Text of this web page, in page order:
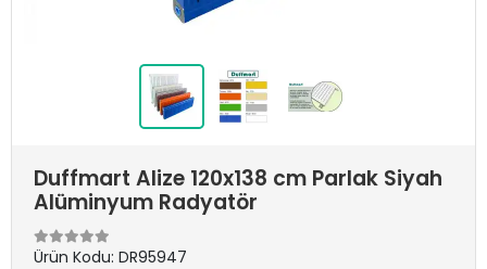
Duffmart Alize 120x138 cm Parlak Siyah
Alüminyum Radyatör
Ürün Kodu: DR95947